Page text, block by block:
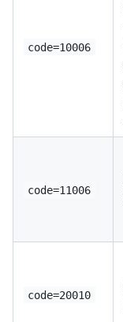
code=10006
code=11006
code=20010